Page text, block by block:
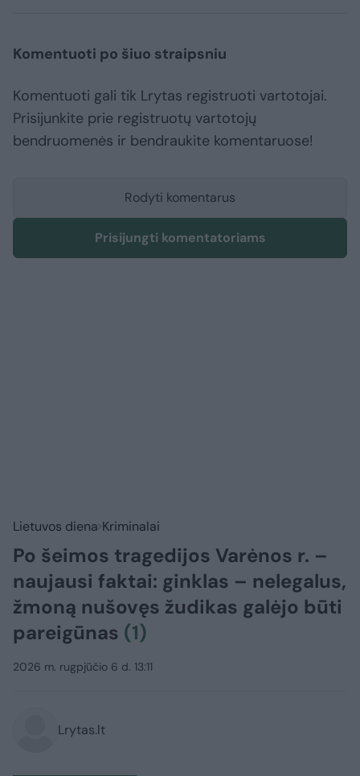
Komentuoti po šiuo straipsniu
Komentuoti gali tik Lrytas registruoti vartotojai.
Prisijunkite prie registruotų vartotojų
bendruomenės ir bendraukite komentaruose!
Rodyti komentarus
Prisijungti komentatoriams
Lietuvos diena Kriminalai
Po šeimos tragedijos Varėnos r. –
naujausi faktai: ginklas – nelegalus,
žmoną nušovęs žudikas galėjo būti
pareigūnas (1)
2026 m. rugpjūčio 6 d. 13:11
Lrytas.lt